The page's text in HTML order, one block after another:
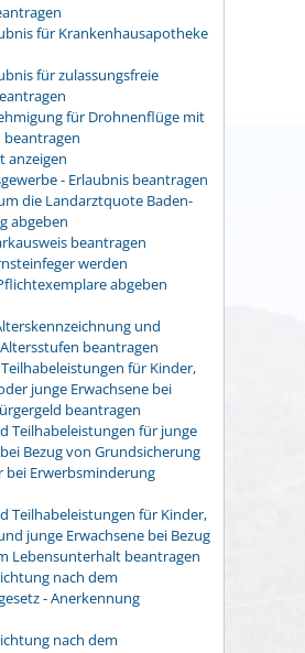
für Krankenhausapotheke
für zulassungsfreie
für Drohnenflüge mit
beantragen
anzeigen
- Erlaubnis beantragen
die Landarztquote Baden-
abgeben
beantragen
werden
abgeben
und
beantragen
für Kinder,
junge Erwachsene bei
beantragen
Teilhabeleistungen für junge
Bezug von Grundsicherung
bei Erwerbsminderung
Teilhabeleistungen für Kinder,
junge Erwachsene bei Bezug
Lebensunterhalt beantragen
nach dem
- Anerkennung
nach dem